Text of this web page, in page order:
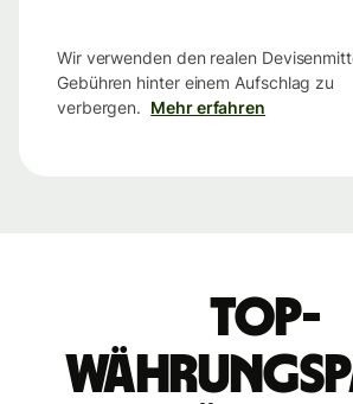
Wir verwenden den realen
Gebühren hinter einem Aufschlag zu
verbergen. Mehr erfahren
Top-